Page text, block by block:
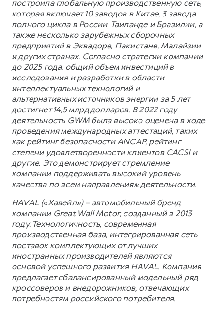
построила глобальную производственную сеть,
которая включает 10 заводов в Китае, 3 завода
полного цикла в России, Таиланде и Бразилии, а
также несколько зарубежных сборочных
предприятий в Эквадоре, Пакистане, Малайзии
и других странах. Согласно стратегии компании
до 2025 года, общий объем инвестиций в
исследования и разработки в области
интеллектуальных технологий и
альтернативных источников энергии за 5 лет
достигнет 14,5 млрд долларов. В 2022 году
деятельность GWM была высоко оценена в ходе
проведения международных аттестаций, таких
как рейтинг безопасности ANCAP, рейтинг
степени удовлетворенности клиентов CACSI и
другие. Это демонстрирует стремление
компании поддерживать высокий уровень
качества по всем направлениям деятельности.
HAVAL («Хавейл») – автомобильный бренд
компании Great Wall Motor, созданный в 2013
году. Технологичность, современная
производственная база, интегрированная сеть
поставок комплектующих от лучших
иностранных производителей являются
основой успешного развития HAVAL. Компания
предлагает сбалансированный модельный ряд
кроссоверов и внедорожников, отвечающих
потребностям российского потребителя.